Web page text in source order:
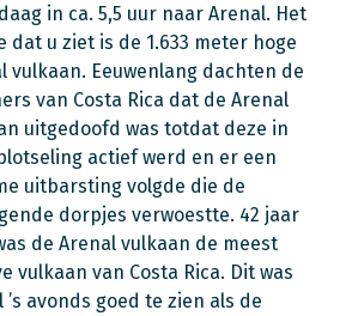
in ca. 5,5 uur naar Arenal. Het
dat u ziet is de 1.633 meter hoge
vulkaan. Eeuwenlang dachten de
van Costa Rica dat de Arenal
uitgedoofd was totdat deze in
actief werd en er een
uitbarsting volgde die de
dorpjes verwoestte. 42 jaar
de Arenal vulkaan de meest
vulkaan van Costa Rica. Dit was
’s avonds goed te zien als de